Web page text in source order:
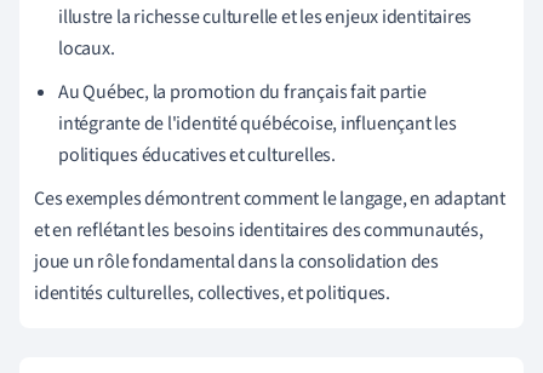
illustre la richesse culturelle et les enjeux identitaires
locaux.
Au Québec, la promotion du français fait partie
intégrante de l'identité québécoise, influençant les
politiques éducatives et culturelles.
Ces exemples démontrent comment le langage, en adaptant
et en reflétant les besoins identitaires des communautés,
joue un rôle fondamental dans la consolidation des
identités culturelles, collectives, et politiques.